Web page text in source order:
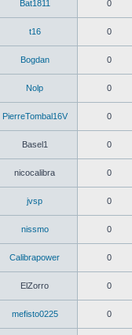
Bat1811 0
t16 0
Bogdan 0
Nolp 0
PierreTombal16V 0
Basel1 0
nicocalibra 0
jvsp 0
nissmo 0
Calibrapower 0
ElZorro 0
mefisto0225 0